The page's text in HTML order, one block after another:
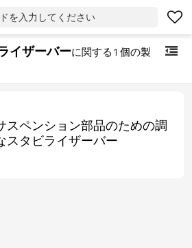
を入力してください
イザーバーに関する1 個の製
スペンション部品のための調
スタビライザーバー